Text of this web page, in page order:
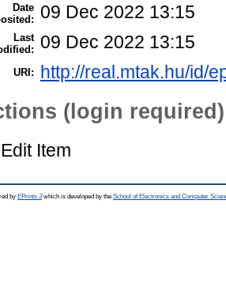
Date 09 Dec 2022 13:15
Last 09 Dec 2022 13:15
URI: http://real.mtak.hu/id/
(login required)
Edit Item
by EPrints 3which is developed by the School of Electronics and Computer